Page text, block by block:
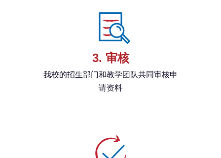
3. 审核
我校的招生部门和教学团队共同审核申
请资料